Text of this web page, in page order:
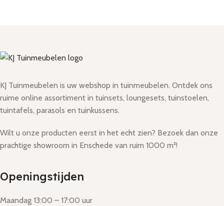
KJ Tuinmeubelen is uw webshop in tuinmeubelen. Ontdek ons
ruime online assortiment in tuinsets, loungesets, tuinstoelen,
tuintafels, parasols en tuinkussens.
Wilt u onze producten eerst in het echt zien? Bezoek dan onze
prachtige showroom in Enschede van ruim 1000 m²!
Openingstijden
Maandag 13:00 – 17:00 uur